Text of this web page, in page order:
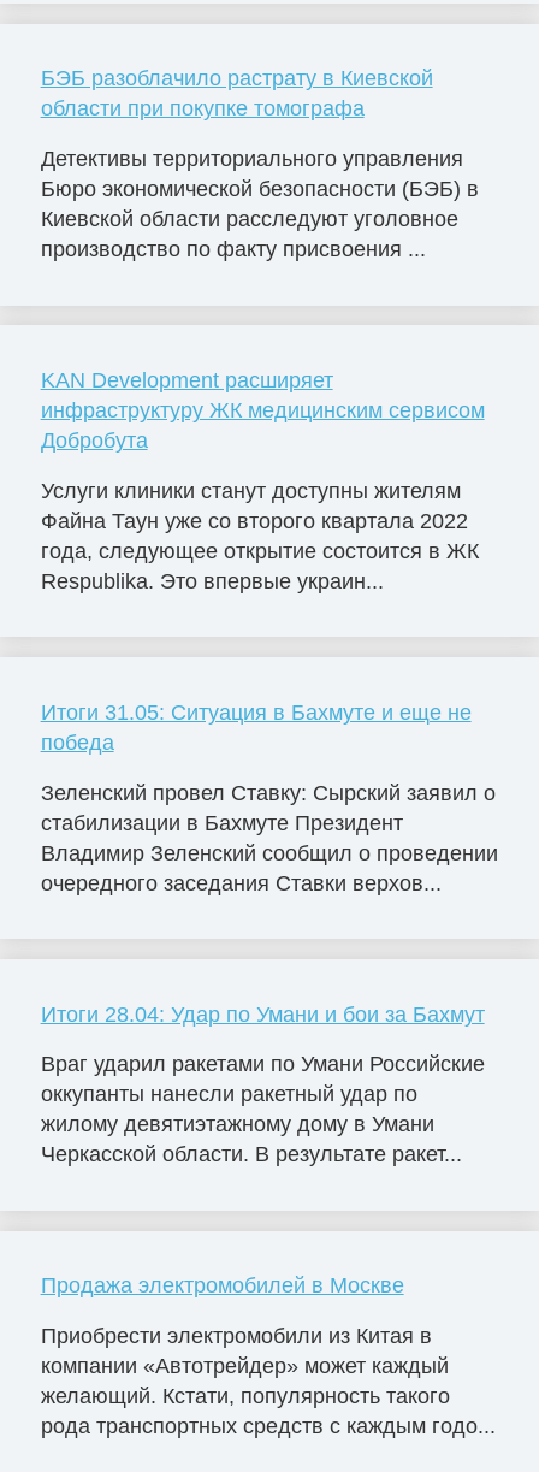
БЭБ разоблачило растрату в Киевской
области при покупке томографа
Детективы территориального управления
Бюро экономической безопасности (БЭБ) в
Киевской области расследуют уголовное
производство по факту присвоения ...
KAN Development расширяет
инфраструктуру ЖК медицинским сервисом
Добробута
Услуги клиники станут доступны жителям
Файна Таун уже со второго квартала 2022
года, следующее открытие состоится в ЖК
Respublika. Это впервые украин...
Итоги 31.05: Ситуация в Бахмуте и еще не
победа
Зеленский провел Ставку: Сырский заявил о
стабилизации в Бахмуте Президент
Владимир Зеленский сообщил о проведении
очередного заседания Ставки верхов...
Итоги 28.04: Удар по Умани и бои за Бахмут
Враг ударил ракетами по Умани Российские
оккупанты нанесли ракетный удар по
жилому девятиэтажному дому в Умани
Черкасской области. В результате ракет...
Продажа электромобилей в Москве
Приобрести электромобили из Китая в
компании «Автотрейдер» может каждый
желающий. Кстати, популярность такого
рода транспортных средств с каждым годо...